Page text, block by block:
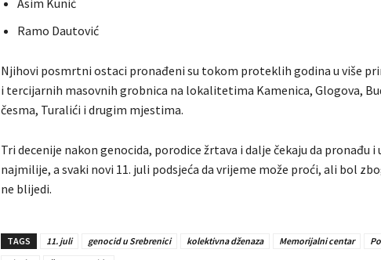
Ramo Dautović
Njihovi posmrtni ostaci pronađeni su tokom proteklih godina u više
i tercijarnih masovnih grobnica na lokalitetima Kamenica, Glogova,
česma, Turalići i drugim mjestima.
Tri decenije nakon genocida, porodice žrtava i dalje čekaju da pronađu i
najmilije, a svaki novi 11. juli podsjeća da vrijeme može proći, ali bol
ne blijedi.
TAGS 11. juli genocid u Srebrenici kolektivna dženaza Memorijalni centar